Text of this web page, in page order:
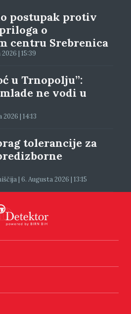
postupak protiv
o
centru Srebrenica
| 15:39
u Trnopolju”:
ne vodi u
| 14:13
tolerancije za
| 6. Augusta 2026 | 13:15